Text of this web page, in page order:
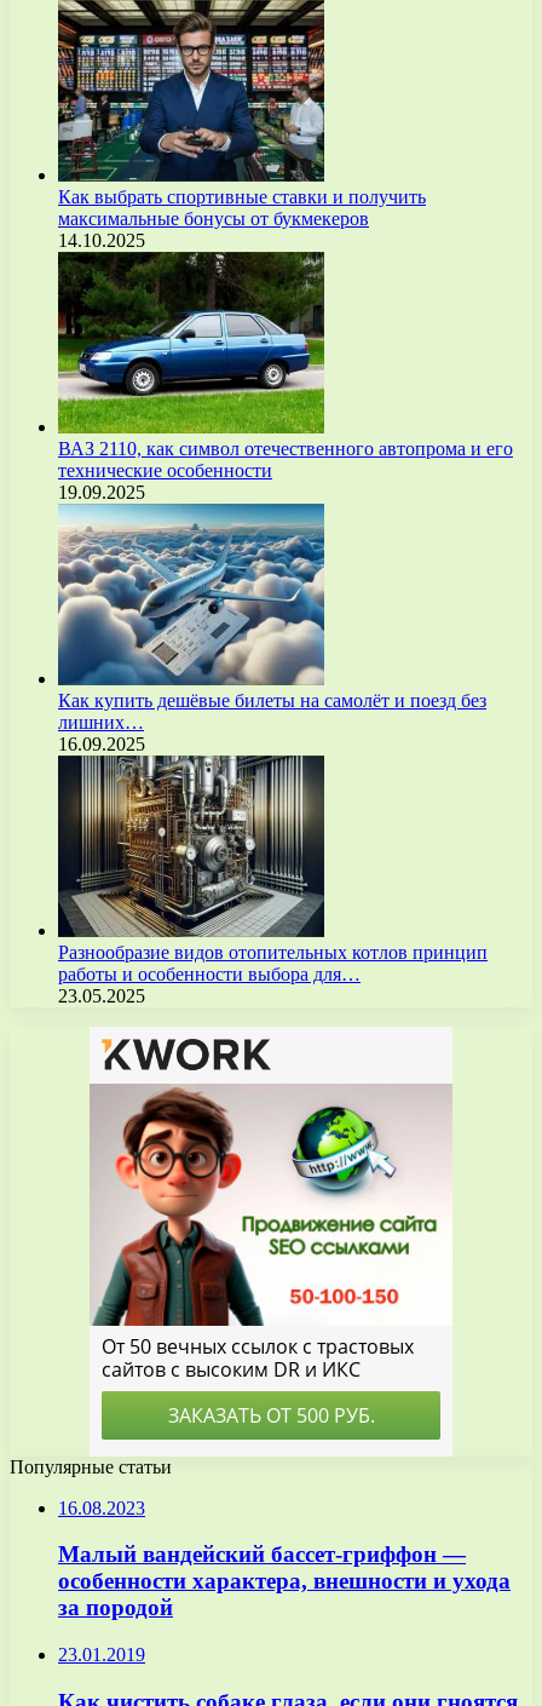
Как выбрать спортивные ставки и получить
максимальные бонусы от букмекеров
14.10.2025
ВАЗ 2110, как символ отечественного автопрома и его
технические особенности
19.09.2025
Как купить дешёвые билеты на самолёт и поезд без
лишних…
16.09.2025
Разнообразие видов отопительных котлов принцип
работы и особенности выбора для…
23.05.2025
Популярные статьи
16.08.2023
Малый вандейский бассет-гриффон —
особенности характера, внешности и ухода
за породой
23.01.2019